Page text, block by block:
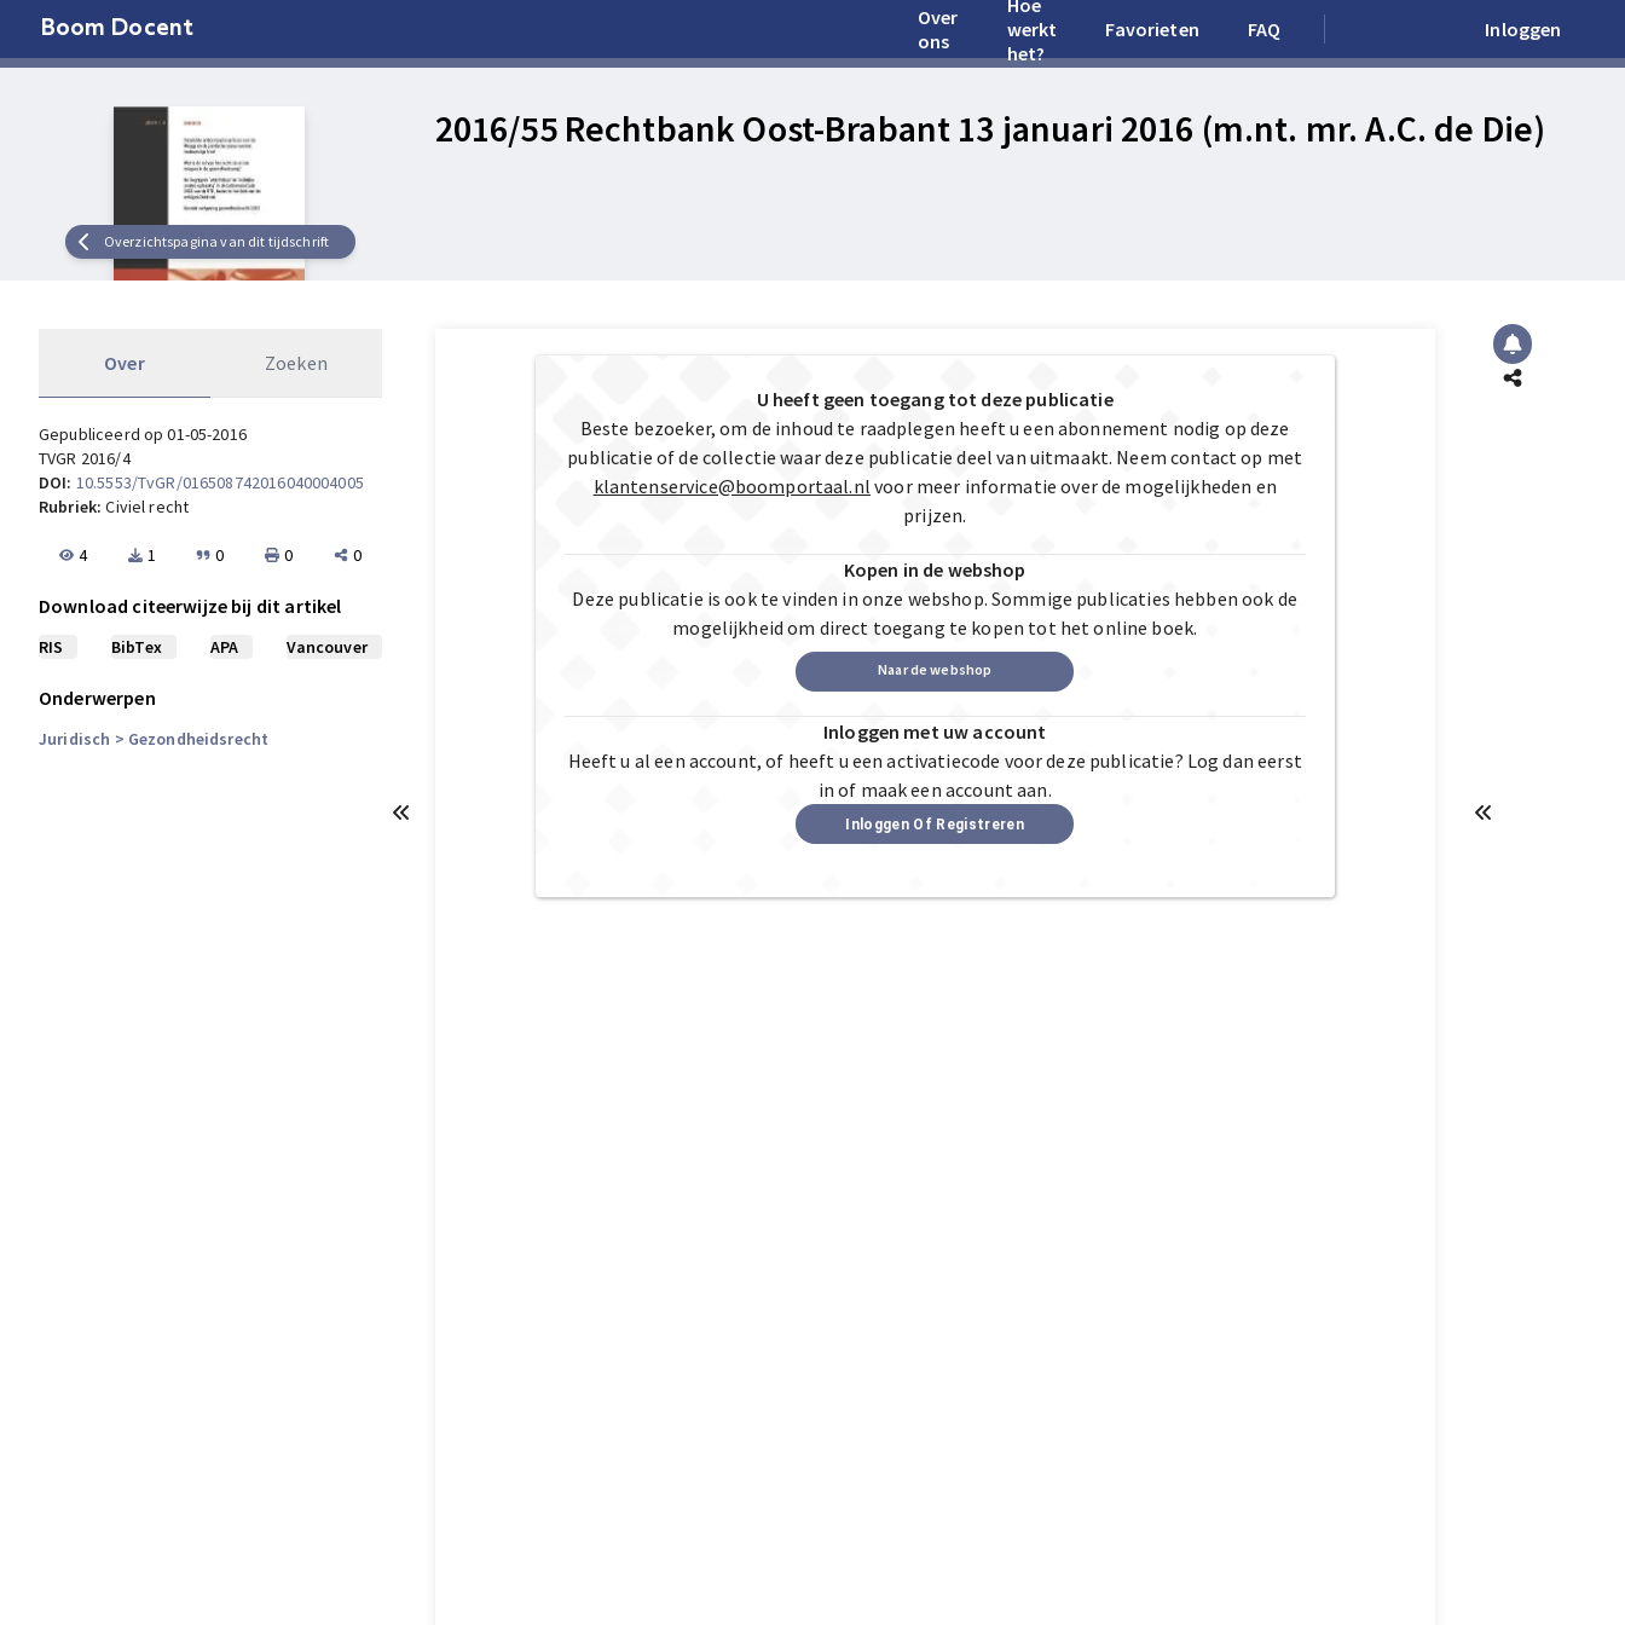
Boom Docent
Over
ons
Hoe
werkt
het?
Favorieten FAQ Inloggen
Overzichtspagina van dit tijdschrift
2016/55 Rechtbank Oost-Brabant 13 januari 2016 (m.nt. mr. A.C. de Die)
Over Zoeken
Gepubliceerd op 01-05-2016
TVGR 2016/4
DOI: 10.5553/TvGR/016508742016040004005
Rubriek:Civiel recht
4 1 0 0 0
Download citeerwijze bij dit artikel
RIS BibTex APA Vancouver
Onderwerpen
Juridisch > Gezondheidsrecht
U heeft geen toegang tot deze publicatie
Beste bezoeker, om de inhoud te raadplegen heeft u een abonnement nodig op deze
publicatie of de collectie waar deze publicatie deel van uitmaakt. Neem contact op met
klantenservice@boomportaal.nl voor meer informatie over de mogelijkheden en
prijzen.
Kopen in de webshop
Deze publicatie is ook te vinden in onze webshop. Sommige publicaties hebben ook de
mogelijkheid om direct toegang te kopen tot het online boek.
Naar de webshop
Inloggen met uw account
Heeft u al een account, of heeft u een activatiecode voor deze publicatie? Log dan eerst
in of maak een account aan.
Inloggen Of Registreren